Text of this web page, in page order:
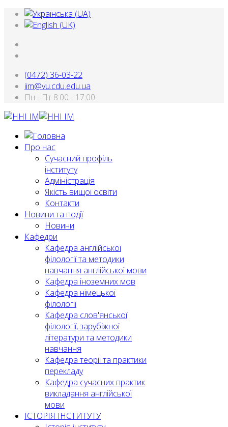
(0472) 36-03-22
iim@vu.cdu.edu.ua
Пн - Пт 8:00 - 17:00
Про нас
Сучасний профіль
інституту
Адміністрація
Якість вищої освіти
Контакти
Новини та події
Новини
Кафедри
Кафедра англійської
філології та методики
навчання англійської мови
Кафедра іноземних мов
Кафедра німецької
філології
Кафедра слов'янської
філології, зарубіжної
літератури та методики
навчання
Кафедра теорії та практики
перекладу
Кафедра сучасних практик
викладання англійської
мови
ІСТОРІЯ ІНСТИТУТУ